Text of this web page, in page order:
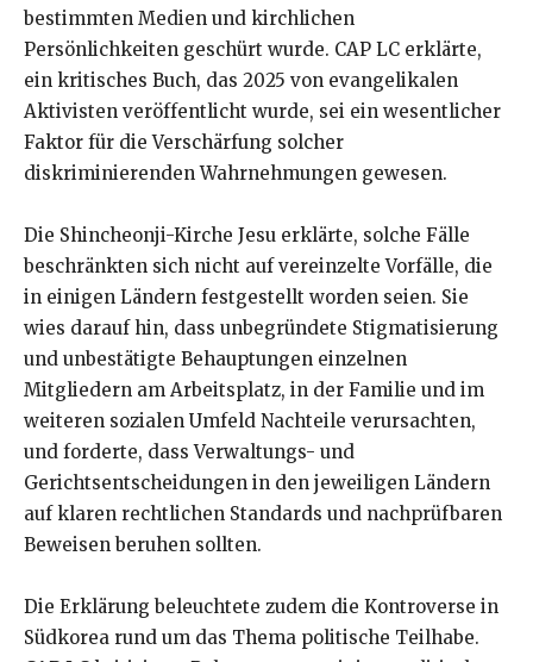
bestimmten Medien und kirchlichen
Persönlichkeiten geschürt wurde. CAP LC erklärte,
ein kritisches Buch, das 2025 von evangelikalen
Aktivisten veröffentlicht wurde, sei ein wesentlicher
Faktor für die Verschärfung solcher
diskriminierenden Wahrnehmungen gewesen.
Die Shincheonji-Kirche Jesu erklärte, solche Fälle
beschränkten sich nicht auf vereinzelte Vorfälle, die
in einigen Ländern festgestellt worden seien. Sie
wies darauf hin, dass unbegründete Stigmatisierung
und unbestätigte Behauptungen einzelnen
Mitgliedern am Arbeitsplatz, in der Familie und im
weiteren sozialen Umfeld Nachteile verursachten,
und forderte, dass Verwaltungs- und
Gerichtsentscheidungen in den jeweiligen Ländern
auf klaren rechtlichen Standards und nachprüfbaren
Beweisen beruhen sollten.
Die Erklärung beleuchtete zudem die Kontroverse in
Südkorea rund um das Thema politische Teilhabe.